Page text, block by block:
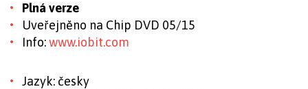
Plná verze
Uveřejněno na Chip DVD 05/15
Info:www.iobit.com
Jazyk: česky